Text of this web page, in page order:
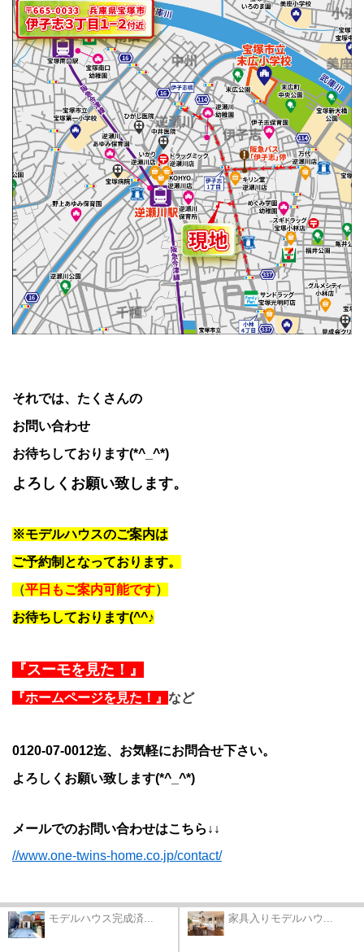
それでは、たくさんの
お問い合わせ
お待ちしております(*^_^*)
よろしくお願い致します。
※モデルハウスのご案内は
ご予約制となっております。
（平日もご案内可能です）
お待ちしております(^^♪
『スーモを見た！』
『ホームページを見た！』 など
0120-07-0012迄、お気軽にお問合せ下さい。
よろしくお願い致します(*^_^*)
メールでのお問い合わせはこちら↓↓
//www.one-twins-home.co.jp/contact/
モデルハウス完成済... 家具入りモデルハウ...